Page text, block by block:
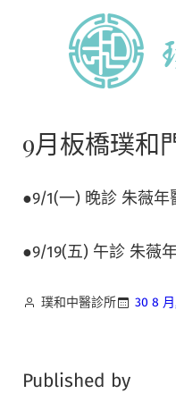
9月板橋璞和
●9/1(一) 晚診 朱薇年
●9/19(五) 午診 朱薇
璞和中醫診所 30 8
Published by